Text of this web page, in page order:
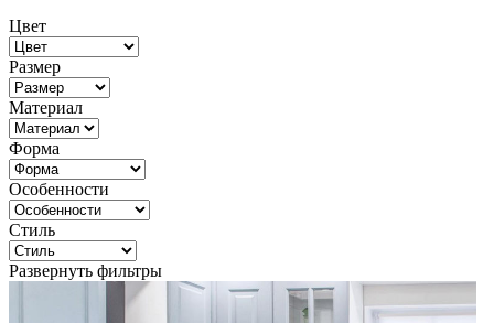
Цвет
Размер
Материал
Форма
Особенности
Стиль
Развернуть фильтры